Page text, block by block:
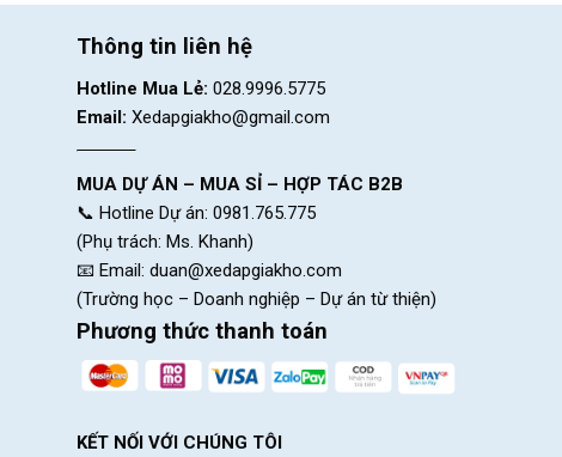
Thông tin liên hệ
Hotline Mua Lẻ: 028.9996.5775
Email: Xedapgiakho@gmail.com
MUA DỰ ÁN – MUA SỈ – HỢP TÁC B2B
📞 Hotline Dự án: 0981.765.775
(Phụ trách: Ms. Khanh)
📧 Email: duan@xedapgiakho.com
(Trường học – Doanh nghiệp – Dự án từ thiện)
Phương thức thanh toán
KẾT NỐI VỚI CHÚNG TÔI